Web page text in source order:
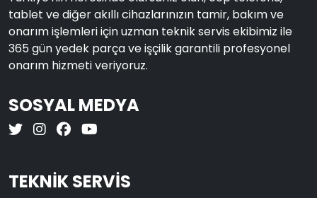
tablet ve diğer akıllı cihazlarınızın tamir, bakım ve
onarım işlemleri için uzman teknik servis ekibimiz ile
365 gün yedek parça ve işçilik garantili profesyonel
onarım hizmeti veriyoruz.
SOSYAL MEDYA
TEKNİK SERVİS